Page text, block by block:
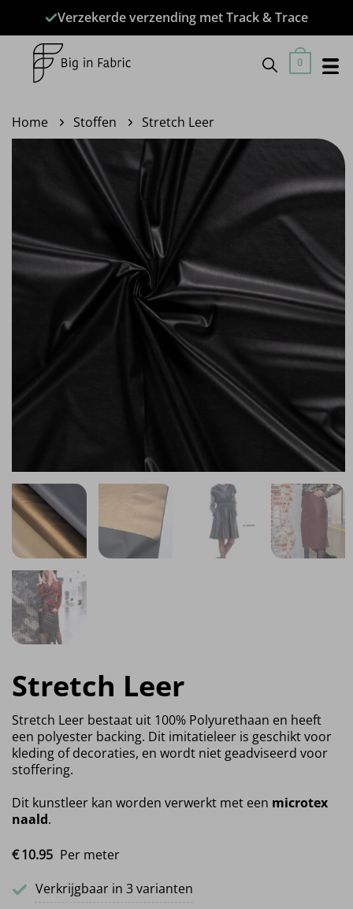
inhoud
Verzekerde verzending met Track & Trace
0
Home Stoffen Stretch Leer
Stretch Leer
Stretch Leer bestaat uit 100% Polyurethaan en heeft
een polyester backing. Dit imitatieleer is geschikt voor
kleding of decoraties, en wordt niet geadviseerd voor
stoffering.
Dit kunstleer kan worden verwerkt met een microtex
naald.
€10.95 Per meter
Verkrijgbaar in 3 varianten